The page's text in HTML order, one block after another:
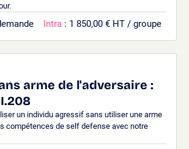
Intra : 1 850,00 € HT / groupe
arme de l'adversaire :
un individu agressif sans utiliser une arme
compétences de self defense avec notre